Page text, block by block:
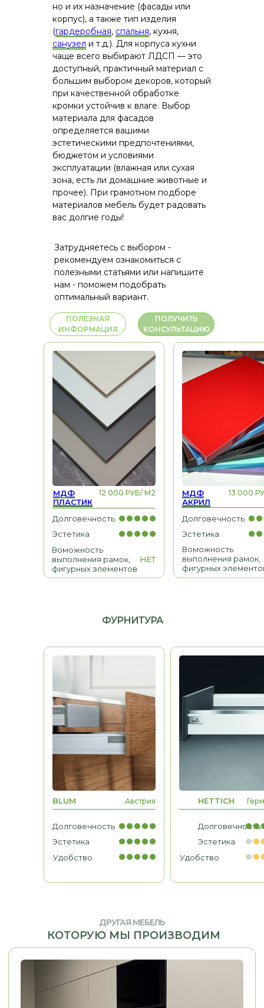
ПОЛЕЗНАЯ
ИНФОРМАЦИЯ
ПОЛУЧИТЬ
КОНСУЛЬТАЦИЮ
но и их назначение (фасады или
корпус), а также тип изделия
(гардеробная, спальня, кухня,
санузел и т.д.). Для корпуса кухни
чаще всего выбирают ЛДСП — это
доступный, практичный материал с
большим выбором декоров, который
при качественной обработке
кромки устойчив к влаге. Выбор
материала для фасадов
определяется вашими
эстетическими предпочтениями,
бюджетом и условиями
эксплуатации (влажная или сухая
зона, есть ли домашние животные и
прочее). При грамотном подборе
материалов мебель будет радовать
вас долгие годы!
Затрудняетесь с выбором -
рекомендуем ознакомиться с
полезными статьями или напишите
нам - поможем подобрать
оптимальный вариант.
НЕТ
Воможность
выполнения рамок,
фигурных элементов
Эстетика
Долговечность
12 000 РУБ/ М2
МДФ
ПЛАСТИК
Воможность
выполнения рамок,
фигурных
Эстетика
Долговечность
13 000
МДФ
АКРИЛ
ФУРНИТУРА
Долговечность
Эстетика
Удобство
HETTICH
Долговечность
Эстетика
Удобство
BLUM Австрия
ДРУГАЯ МЕБЕЛЬ
КОТОРУЮ МЫ ПРОИЗВОДИМ
МЕБЕЛЬ ДЛЯ ДОМА
Гардеробные, гостиные,
МЕБЕЛЬ ДЛЯ БИЗНЕСА
Рабочие места, мебель для
кабинетов, зоны ресепшн